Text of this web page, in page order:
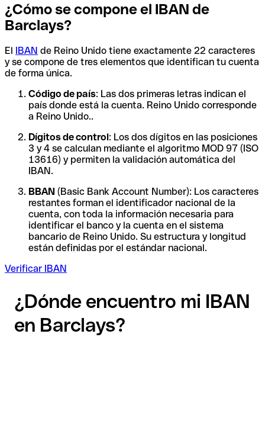
¿Cómo se compone el IBAN de
Barclays?
El IBAN de Reino Unido tiene exactamente 22 caracteres
y se compone de tres elementos que identifican tu cuenta
de forma única.
Código de país: Las dos primeras letras indican el
país donde está la cuenta. Reino Unido corresponde
a Reino Unido..
Dígitos de control: Los dos dígitos en las posiciones
3 y 4 se calculan mediante el algoritmo MOD 97 (ISO
13616) y permiten la validación automática del
IBAN.
BBAN (Basic Bank Account Number): Los caracteres
restantes forman el identificador nacional de la
cuenta, con toda la información necesaria para
identificar el banco y la cuenta en el sistema
bancario de Reino Unido. Su estructura y longitud
están definidas por el estándar nacional.
Verificar IBAN
¿Dónde encuentro mi IBAN
en Barclays?